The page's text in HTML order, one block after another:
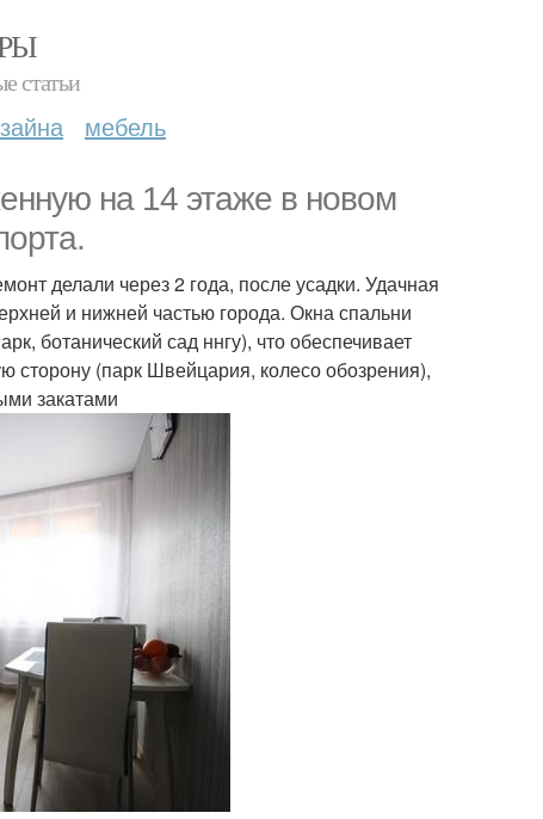
статьи
мебель
на 14 этаже в новом
делали через 2 года, после усадки. Удачная
и нижней частью города. Окна спальни
ботанический сад ннгу), что обеспечивает
сторону (парк Швейцария, колесо обозрения),
закатами